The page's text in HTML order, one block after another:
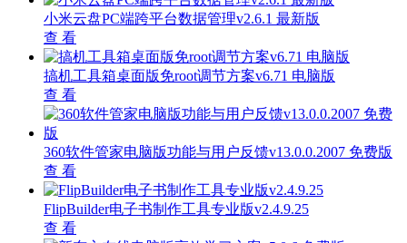
小米云盘PC端跨平台数据管理v2.6.1 最新版
查 看
搞机工具箱桌面版免root调节方案v6.71 电脑版
查 看
360软件管家电脑版功能与用户反馈v13.0.0.2007 免费版
查 看
FlipBuilder电子书制作工具专业版v2.4.9.25
查 看